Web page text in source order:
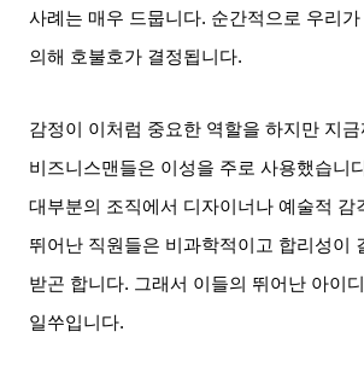
사례는 매우 드뭅니다. 순간적으로 우리가
의해 호불호가 결정됩니다.
감정이 이처럼 중요한 역할을 하지만 지금
비즈니스맨들은 이성을 주로 사용했습니
대부분의 조직에서 디자이너나 예술적 감
뛰어난 직원들은 비과학적이고 합리성이
받곤 합니다. 그래서 이들의 뛰어난 아이
일쑤입니다.